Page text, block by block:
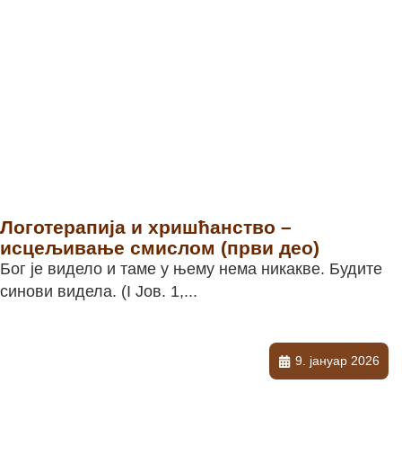
Логотерапија и хришћанство –
исцељивање смислом (први део)
Бог је видело и таме у њему нема никакве. Будите
синови видела. (I Јов. 1,...
9. јануар 2026